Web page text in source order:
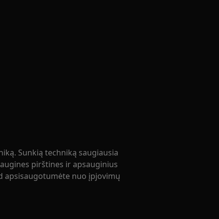
Sunkią techniką saugiausia
pirštines ir apsauginius
apsisaugotumėte nuo įpjovimų